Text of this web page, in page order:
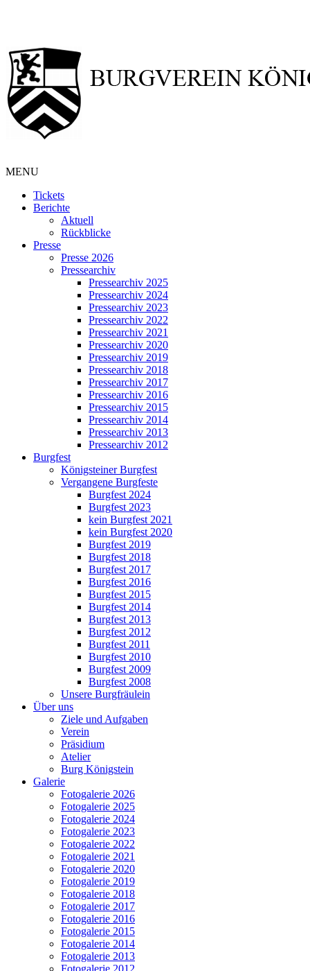
MENU
Tickets
Berichte
Aktuell
Rückblicke
Presse
Presse 2026
Pressearchiv
Pressearchiv 2025
Pressearchiv 2024
Pressearchiv 2023
Pressearchiv 2022
Pressearchiv 2021
Pressearchiv 2020
Pressearchiv 2019
Pressearchiv 2018
Pressearchiv 2017
Pressearchiv 2016
Pressearchiv 2015
Pressearchiv 2014
Pressearchiv 2013
Pressearchiv 2012
Burgfest
Königsteiner Burgfest
Vergangene Burgfeste
Burgfest 2024
Burgfest 2023
kein Burgfest 2021
kein Burgfest 2020
Burgfest 2019
Burgfest 2018
Burgfest 2017
Burgfest 2016
Burgfest 2015
Burgfest 2014
Burgfest 2013
Burgfest 2012
Burgfest 2011
Burgfest 2010
Burgfest 2009
Burgfest 2008
Unsere Burgfräulein
Über uns
Ziele und Aufgaben
Verein
Präsidium
Atelier
Burg Königstein
Galerie
Fotogalerie 2026
Fotogalerie 2025
Fotogalerie 2024
Fotogalerie 2023
Fotogalerie 2022
Fotogalerie 2021
Fotogalerie 2020
Fotogalerie 2019
Fotogalerie 2018
Fotogalerie 2017
Fotogalerie 2016
Fotogalerie 2015
Fotogalerie 2014
Fotogalerie 2013
Fotogalerie 2012